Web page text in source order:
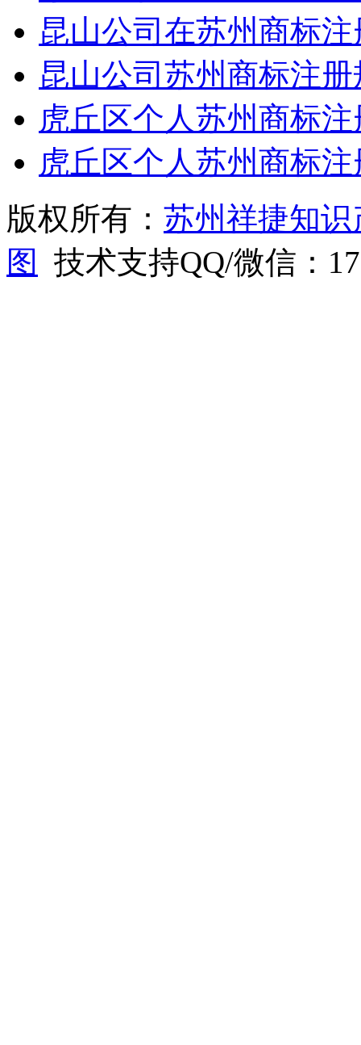
昆山公司在苏州商标
昆山公司苏州商标注
虎丘区个人苏州商标
虎丘区个人苏州商标
版权所有： 苏州祥捷知
图
技术支持QQ/微信：